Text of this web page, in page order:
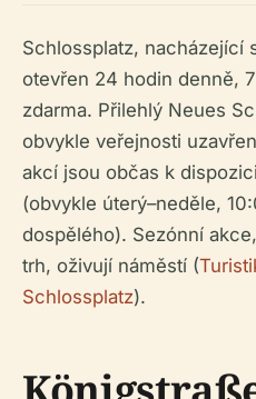
Schlossplatz, nacházející
otevřen 24 hodin denně,
zdarma. Přilehlý Neues
obvykle veřejnosti
akcí jsou občas k
(obvykle úterý–neděle,
dospělého). Sezónní
trh, oživují náměstí (
Schlossplatz).